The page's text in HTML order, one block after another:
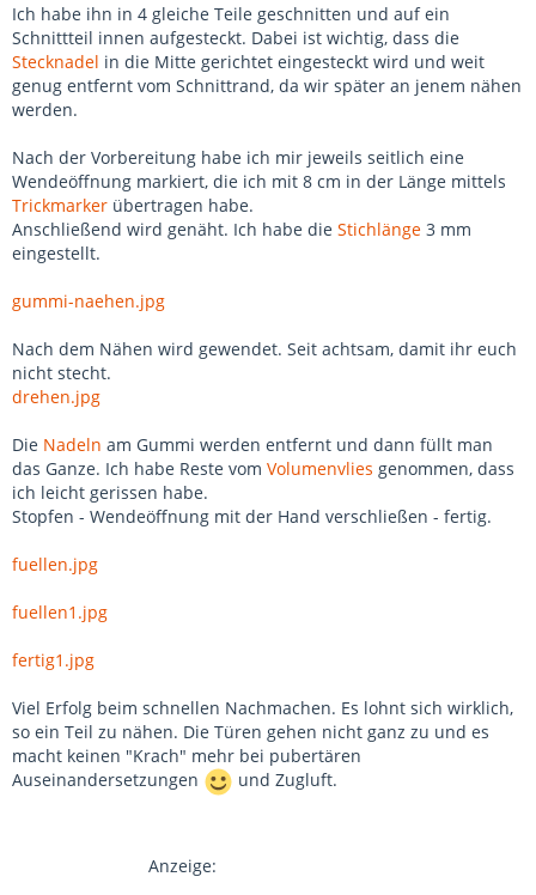
Ich habe ihn in 4 gleiche Teile geschnitten und auf ein
Schnittteil innen aufgesteckt. Dabei ist wichtig, dass die
Stecknadel in die Mitte gerichtet eingesteckt wird und weit
genug entfernt vom Schnittrand, da wir später an jenem nähen
werden.
Nach der Vorbereitung habe ich mir jeweils seitlich eine
Wendeöffnung markiert, die ich mit 8 cm in der Länge mittels
Trickmarker übertragen habe.
Anschließend wird genäht. Ich habe die Stichlänge 3 mm
eingestellt.
gummi-naehen.jpg
Nach dem Nähen wird gewendet. Seit achtsam, damit ihr euch
nicht stecht.
drehen.jpg
Die Nadeln am Gummi werden entfernt und dann füllt man
das Ganze. Ich habe Reste vom Volumenvlies genommen, dass
ich leicht gerissen habe.
Stopfen - Wendeöffnung mit der Hand verschließen - fertig.
fuellen.jpg
fuellen1.jpg
fertig1.jpg
Viel Erfolg beim schnellen Nachmachen. Es lohnt sich wirklich,
so ein Teil zu nähen. Die Türen gehen nicht ganz zu und es
macht keinen "Krach" mehr bei pubertären
Auseinandersetzungen
und Zugluft.
Anzeige: